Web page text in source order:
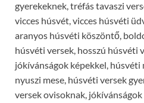
gyerekeknek, tréfás tavaszi
vicces húsvét, vicces húsvéti
aranyos húsvéti köszöntő,
húsvéti versek, hosszú húsvéti
jókívánságok képekkel, húsvéti
nyuszi mese, húsvéti versek
versek ovisoknak,